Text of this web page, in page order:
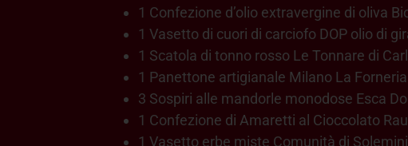
1 Confezione d’olio extravergine di oliva
1 Vasetto di cuori di carciofo DOP olio di
1 Scatola di tonno rosso Le Tonnare di
1 Panettone artigianale Milano La
3 Sospiri alle mandorle monodose Esca
1 Confezione di Amaretti al Cioccolato
1 Vasetto erbe miste Comunità di